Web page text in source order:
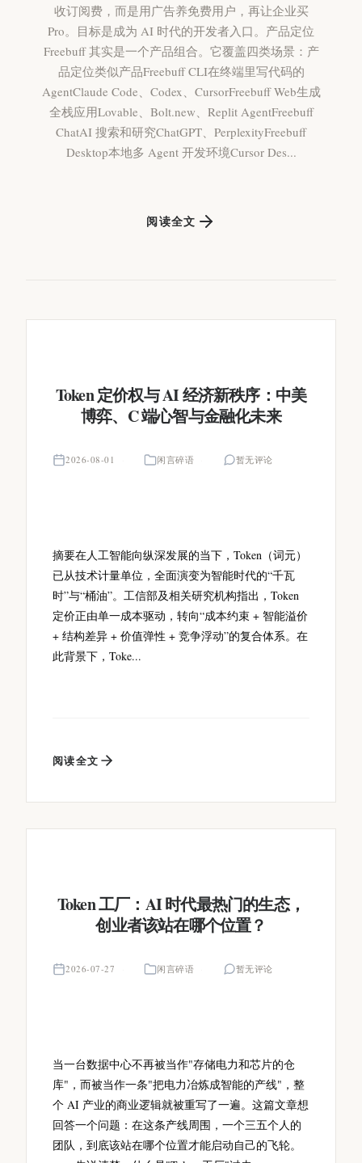
收订阅费，而是用广告养免费用户，再让企业买
Pro。目标是成为 AI 时代的开发者入口。产品定位
Freebuff 其实是一个产品组合。它覆盖四类场景：产
品定位类似产品Freebuff CLI在终端里写代码的
AgentClaude Code、Codex、CursorFreebuff Web生成
全栈应用Lovable、Bolt.new、Replit AgentFreebuff
ChatAI 搜索和研究ChatGPT、PerplexityFreebuff
Desktop本地多 Agent 开发环境Cursor Des...
阅读全文
Token 定价权与 AI 经济新秩序：中美
博弈、C 端心智与金融化未来
2026-08-01 闲言碎语 暂无评论
摘要在人工智能向纵深发展的当下，Token（词元）
已从技术计量单位，全面演变为智能时代的“千瓦
时”与“桶油”。工信部及相关研究机构指出，Token
定价正由单一成本驱动，转向“成本约束 + 智能溢价
+ 结构差异 + 价值弹性 + 竞争浮动”的复合体系。在
此背景下，Toke...
阅读全文
Token 工厂：AI 时代最热门的生态，
创业者该站在哪个位置？
2026-07-27 闲言碎语 暂无评论
当一台数据中心不再被当作"存储电力和芯片的仓
库"，而被当作一条"把电力冶炼成智能的产线"，整
个 AI 产业的商业逻辑就被重写了一遍。这篇文章想
回答一个问题：在这条产线周围，一个三五个人的
团队，到底该站在哪个位置才能启动自己的飞轮。